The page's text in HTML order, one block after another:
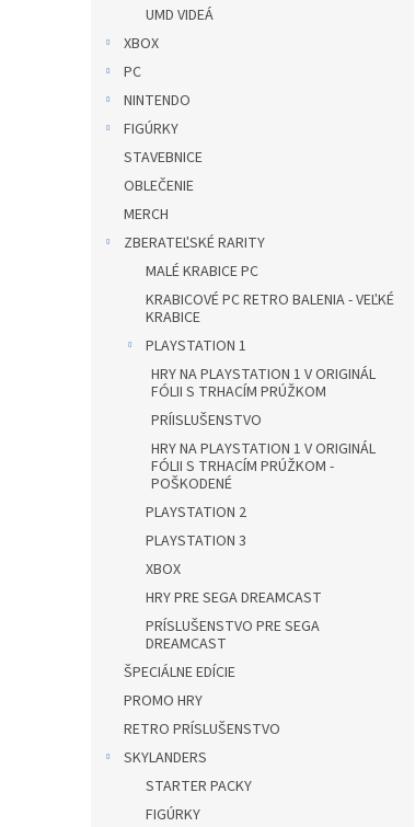
UMD VIDEÁ
XBOX
PC
NINTENDO
FIGÚRKY
STAVEBNICE
OBLEČENIE
MERCH
ZBERATEĽSKÉ RARITY
MALÉ KRABICE PC
KRABICOVÉ PC RETRO BALENIA - VEĽKÉ
KRABICE
PLAYSTATION 1
HRY NA PLAYSTATION 1 V ORIGINÁL
FÓLII S TRHACÍM PRÚŽKOM
PRÍISLUŠENSTVO
HRY NA PLAYSTATION 1 V ORIGINÁL
FÓLII S TRHACÍM PRÚŽKOM -
POŠKODENÉ
PLAYSTATION 2
PLAYSTATION 3
XBOX
HRY PRE SEGA DREAMCAST
PRÍSLUŠENSTVO PRE SEGA
DREAMCAST
ŠPECIÁLNE EDÍCIE
PROMO HRY
RETRO PRÍSLUŠENSTVO
SKYLANDERS
STARTER PACKY
FIGÚRKY